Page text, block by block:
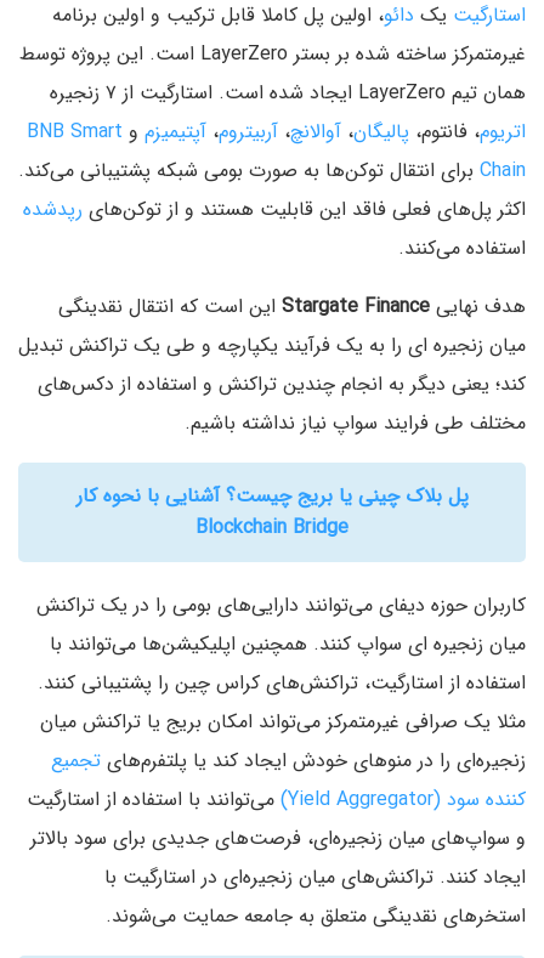
استارگیت یک دائو، اولین پل کاملا قابل ترکیب و اولین برنامه
غیرمتمرکز ساخته شده بر بستر LayerZero است. این پروژه توسط
همان تیم LayerZero ایجاد شده است. استارگیت از ۷ زنجیره
اتریوم، فانتوم، پالیگان، آوالانچ، آربیتروم،‌ آپتیمیزم و BNB Smart
Chain برای انتقال توکن‌ها به صورت بومی شبکه پشتیبانی می‌کند.
اکثر پل‌های فعلی فاقد این قابلیت هستند و از توکن‌های رپدشده
استفاده می‌کنند.
هدف نهایی Stargate Finance این است که انتقال نقدینگی
میان زنجیره ای را به یک فرآیند یکپارچه و طی یک تراکنش تبدیل
کند؛ یعنی دیگر به انجام چندین تراکنش و استفاده از دکس‌های
مختلف طی فرایند سواپ نیاز نداشته باشیم.
پل‌ بلاک چینی یا بریج چیست؟ آشنایی با نحوه کار
Blockchain Bridge
کاربران حوزه دیفای می‌توانند دارایی‌های بومی را در یک تراکنش
میان زنجیره ای سواپ کنند. همچنین اپلیکیشن‌ها می‌توانند با
استفاده از استارگیت، تراکنش‌های کراس چین را پشتیبانی کنند.
مثلا یک صرافی غیرمتمرکز می‌تواند امکان بریج یا تراکنش میان
زنجیره‌ای را در منوهای خودش ایجاد کند یا پلتفرم‌های تجمیع
کننده سود (Yield Aggregator)
می‌توانند با استفاده از استارگیت
و سواپ‌های میان زنجیره‌ای، فرصت‌های جدیدی برای سود بالاتر
ایجاد کنند. تراکنش‌های میان زنجیره‌ای در استارگیت با
استخرهای نقدینگی متعلق به جامعه حمایت می‌شوند.